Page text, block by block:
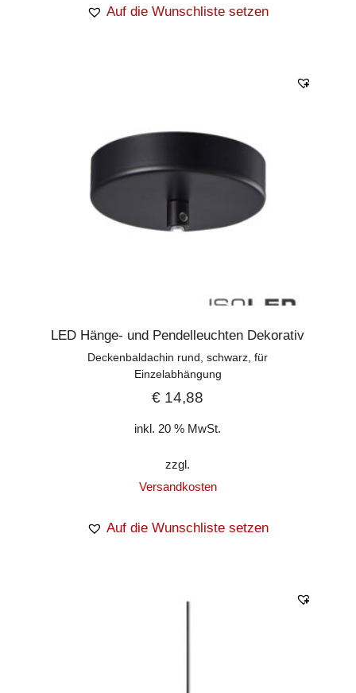
Auf die Wunschliste setzen
LED Hänge- und Pendelleuchten Dekorativ
Deckenbaldachin rund, schwarz, für
Einzelabhängung
€ 14,88
inkl. 20 % MwSt.
zzgl.
Versandkosten
Auf die Wunschliste setzen